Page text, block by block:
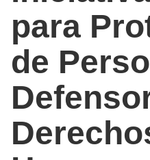
para
de